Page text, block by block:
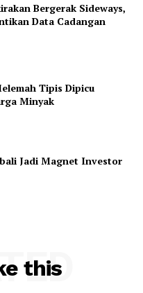
Bergerak Sideways,
Data Cadangan
Tipis Dipicu
Minyak
Jadi Magnet Investor
this